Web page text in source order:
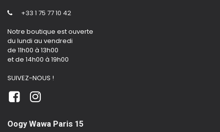
+33 1 75 77 10 42
Notre boutique est ouverte
du lundi au vendredi
de 11h00 à 13h00
et de 14h00 à 19h00
SUIVEZ-NOUS !
Oogy Wawa Paris 15